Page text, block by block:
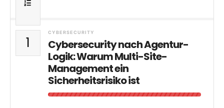
1
CYBERSECURITY
Cybersecurity nach Agentur-
Logik: Warum Multi-Site-
Management ein
Sicherheitsrisiko ist